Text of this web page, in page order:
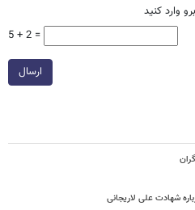
وارد کنید
5 + 2 =
ارسال
شهادت علی لاریجانی